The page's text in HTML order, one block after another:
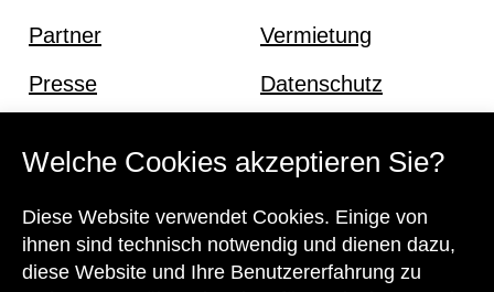
Welche Cookies akzeptieren Sie?
Diese Website verwendet Cookies. Einige von
ihnen sind technisch notwendig und dienen dazu,
diese Website und Ihre Benutzererfahrung zu
Partner
Presse
Vermietung
Datenschutz
Kontakt